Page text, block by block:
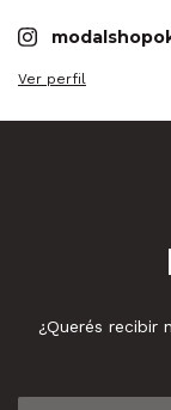
Ver perfil
¿Querés recibir